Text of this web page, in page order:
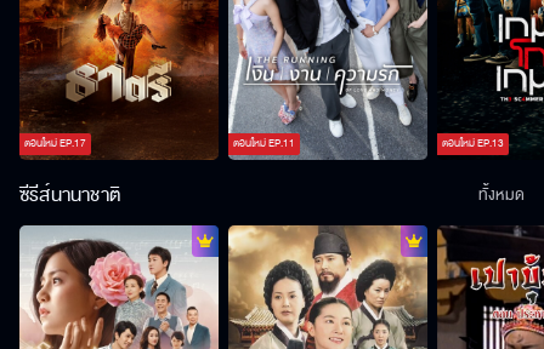
ตอนใหม่EP.17 ตอนใหม่EP.11 ตอนใหม่EP.13
ซีรีส์นานาชาติ ทั้งหมด